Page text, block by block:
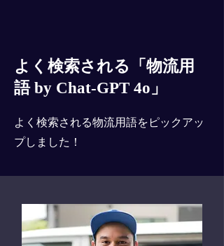
よく検索される「物流用
語 by Chat-GPT 4o」
よく検索される物流用語をピックアッ
プしました！